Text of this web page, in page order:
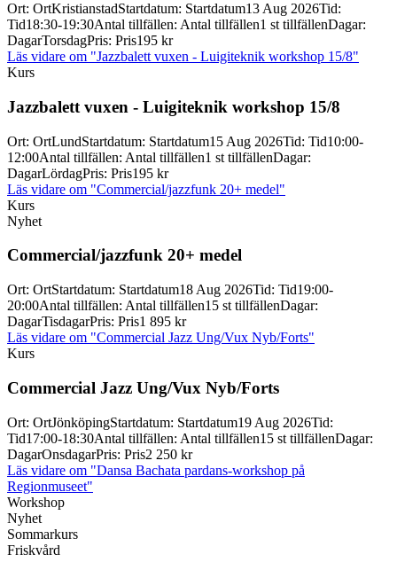
Ort: OrtKristianstadStartdatum: Startdatum13 Aug 2026Tid:
Tid18:30-19:30Antal tillfällen: Antal tillfällen1 st tillfällenDagar:
DagarTorsdagPris: Pris195 kr
Läs vidare om "Jazzbalett vuxen - Luigiteknik workshop 15/8"
Kurs
Jazzbalett vuxen - Luigiteknik workshop 15/8
Ort: OrtLundStartdatum: Startdatum15 Aug 2026Tid: Tid10:00-
12:00Antal tillfällen: Antal tillfällen1 st tillfällenDagar:
DagarLördagPris: Pris195 kr
Läs vidare om "Commercial/jazzfunk 20+ medel"
Kurs
Nyhet
Commercial/jazzfunk 20+ medel
Ort: OrtStartdatum: Startdatum18 Aug 2026Tid: Tid19:00-
20:00Antal tillfällen: Antal tillfällen15 st tillfällenDagar:
DagarTisdagarPris: Pris1 895 kr
Läs vidare om "Commercial Jazz Ung/Vux Nyb/Forts"
Kurs
Commercial Jazz Ung/Vux Nyb/Forts
Ort: OrtJönköpingStartdatum: Startdatum19 Aug 2026Tid:
Tid17:00-18:30Antal tillfällen: Antal tillfällen15 st tillfällenDagar:
DagarOnsdagarPris: Pris2 250 kr
Läs vidare om "Dansa Bachata pardans-workshop på
Regionmuseet"
Workshop
Nyhet
Sommarkurs
Friskvård